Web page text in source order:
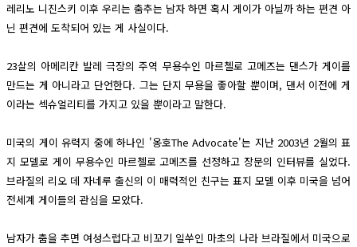
레리노 니진스키 이후 우리는 춤추는 남자 하면 혹시 게이가 아닐까 하는 편견 아
닌 편견에 도착되어 있는 게 사실이다.
23살의 아메리칸 발레 극장의 주역 무용수인 마르첼로 고메즈는 댄스가 게이를
만드는 게 아니라고 단언한다. 그는 단지 무용을 좋아할 뿐이며, 댄서 이전에 게
이라는 섹슈얼리티를 가지고 있을 뿐이라고 말한다.
미국의 게이 유력지 중에 하나인 '옹호The Advocate'는 지난 2003년 2월의 표
지 모델로 게이 무용수인 마르첼로 고메즈를 선정하고 장문의 인터뷰를 실었다.
브라질의 리오 데 자네루 출신의 이 매력적인 친구는 표지 모델 이후 미국을 넘어
전세계 게이들의 관심을 모았다.
남자가 춤을 추면 여성스럽다고 비꼬기 일쑤인 마초의 나라 브라질에서 미국으로